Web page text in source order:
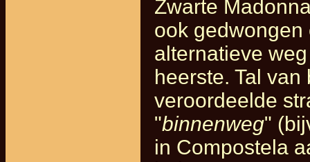
Zwarte
ook gedwongen
alternatieve
heerste. Tal
veroordeelde
"binnenweg"
in Compostela